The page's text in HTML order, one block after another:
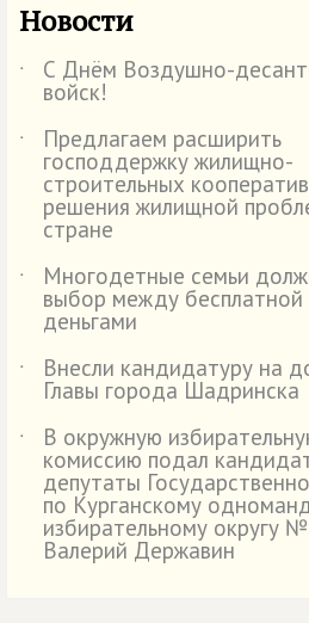
Новости
˙ С Днём Воздушно-
войск!
˙
Предлагаем расширить
господдержку жилищно-
строительных
решения жилищной
стране
˙
Многодетные семьи
выбор между бесплатной
деньгами
˙
Внесли кандидатуру на
Главы города Шадринска
˙
В окружную
комиссию подал
депутаты
по Курганскому
избирательному округу
Валерий Державин